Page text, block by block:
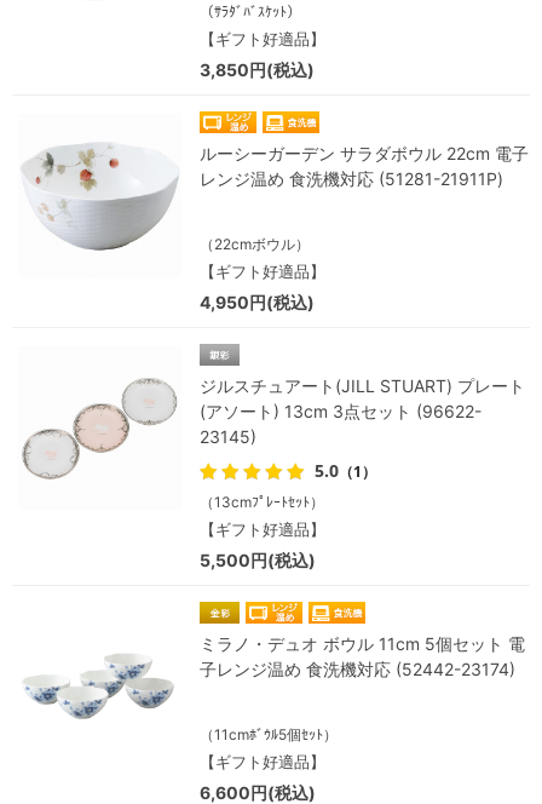
（ｻﾗﾀﾞﾊﾞｽｹｯﾄ）
【ギフト好適品】
3,850円(税込)
ルーシーガーデン サラダボウル 22cm 電子
レンジ温め 食洗機対応 (51281-21911P)
（22cmボウル）
【ギフト好適品】
4,950円(税込)
ジルスチュアート(JILL STUART) プレート
(アソート) 13cm 3点セット (96622-
23145)
5.0 （1）
（13cmﾌﾟﾚｰﾄｾｯﾄ）
【ギフト好適品】
5,500円(税込)
ミラノ・デュオ ボウル 11cm 5個セット 電
子レンジ温め 食洗機対応 (52442-23174)
（11cmﾎﾞｳﾙ5個ｾｯﾄ）
【ギフト好適品】
6,600円(税込)